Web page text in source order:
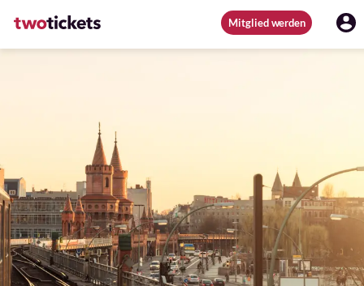
Mitglied werden